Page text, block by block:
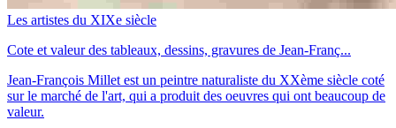
Les artistes du XIXe siècle
Cote et valeur des tableaux, dessins, gravures de Jean-Franç...
Jean-François Millet est un peintre naturaliste du XXème siècle coté
sur le marché de l'art, qui a produit des oeuvres qui ont beaucoup de
valeur.